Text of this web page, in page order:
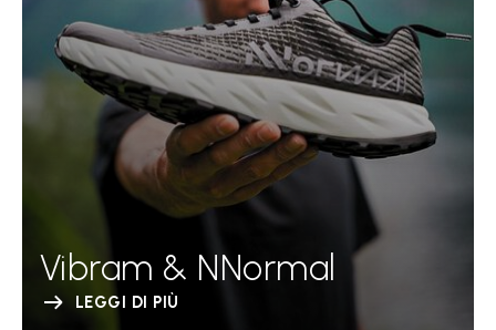
Vibram & NNormal
LEGGI DI PIÙ